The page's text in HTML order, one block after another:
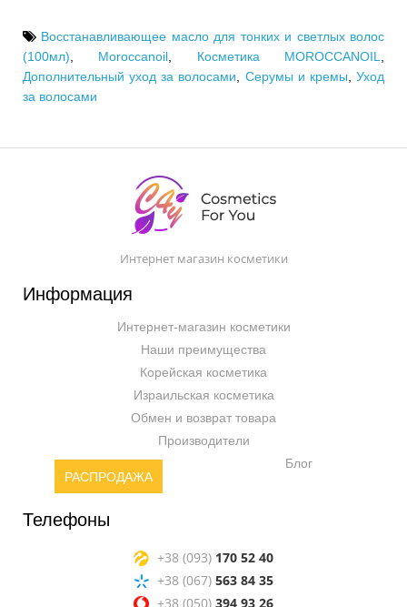
Восстанавливающее масло для тонких и светлых волос
(100мл)
Moroccanoil Косметика MOROCCANOIL
Дополнительный уход за волосами
Серумы и кремы ,Уход
за волосами
Интернет магазин косметики
Информация
Интернет-магазин косметики
Наши преимущества
Корейская косметика
Израильская косметика
Обмен и возврат товара
Производители
РАСПРОДАЖА
Блог
Телефоны
+38 (093) 170 52 40
+38 (067) 563 84 35
+38 (050) 394 93 26